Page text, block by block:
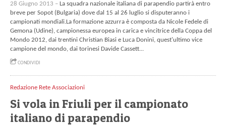
28 Giugno 2013 – La squadra nazionale italiana di parapendio partirà entro
breve per Sopot (Bulgaria) dove dal 15 al 26 luglio si disputeranno i
campionati mondiali.La formazione azzurra è composta da Nicole Fedele di
Gemona (Udine), campionessa europea in carica e vincitrice della Coppa del
Mondo 2012, dai trentini Christian Biasi e Luca Donini, quest'ultimo vice
campione del mondo, dai torinesi Davide Cassett...
CONDIVIDI
Redazione Rete Associazioni
Si vola in Friuli per il campionato
italiano di parapendio